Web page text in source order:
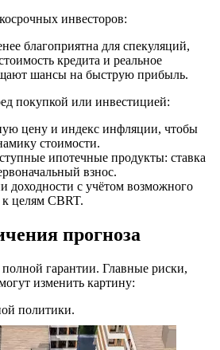
инвесторов:
благоприятна для спекуляций,
кредита и реальное
шансы на быструю прибыль.
покупкой или инвестицией:
цену и индекс инфляции, чтобы
стоимости.
ипотечные продукты: ставка
взнос.
доходности с учётом возможного
целям CBRT.
прогноза
гарантии. Главные риски,
изменить картину:
политики.